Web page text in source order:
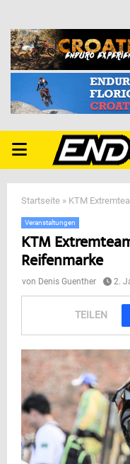
PRIMARY
MENU
Startseite » KTM
Veranstaltungen
KTM
Reifenmarke
von Denis Guenther 2.
TEILEN